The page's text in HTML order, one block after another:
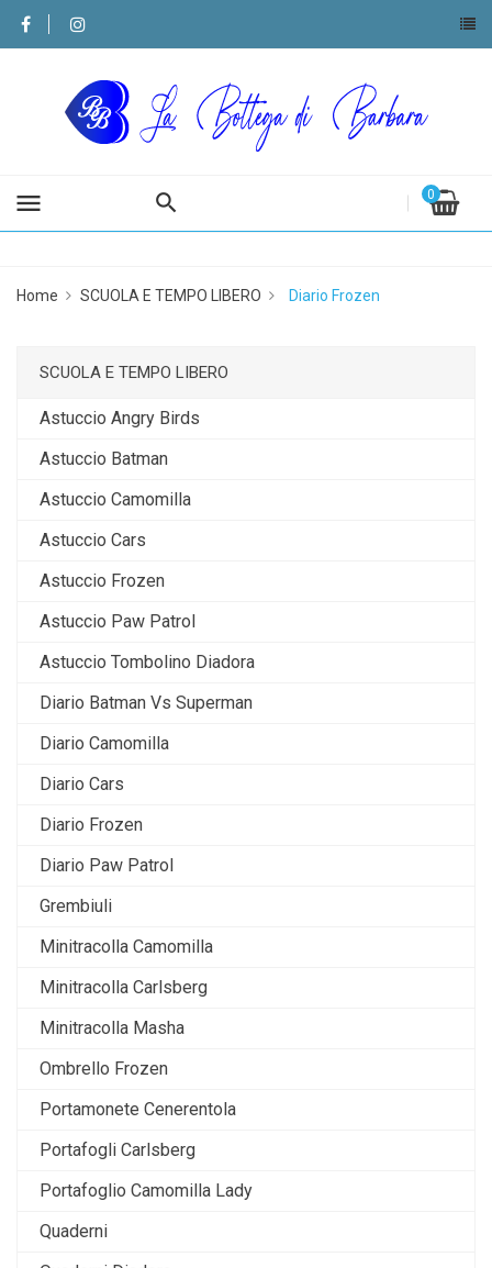
menu 0
Home SCUOLA E TEMPO LIBERO Diario Frozen
SCUOLA E TEMPO LIBERO
Astuccio Angry Birds
Astuccio Batman
Astuccio Camomilla
Astuccio Cars
Astuccio Frozen
Astuccio Paw Patrol
Astuccio Tombolino Diadora
Diario Batman Vs Superman
Diario Camomilla
Diario Cars
Diario Frozen
Diario Paw Patrol
Grembiuli
Minitracolla Camomilla
Minitracolla Carlsberg
Minitracolla Masha
Ombrello Frozen
Portamonete Cenerentola
Portafogli Carlsberg
Portafoglio Camomilla Lady
Quaderni